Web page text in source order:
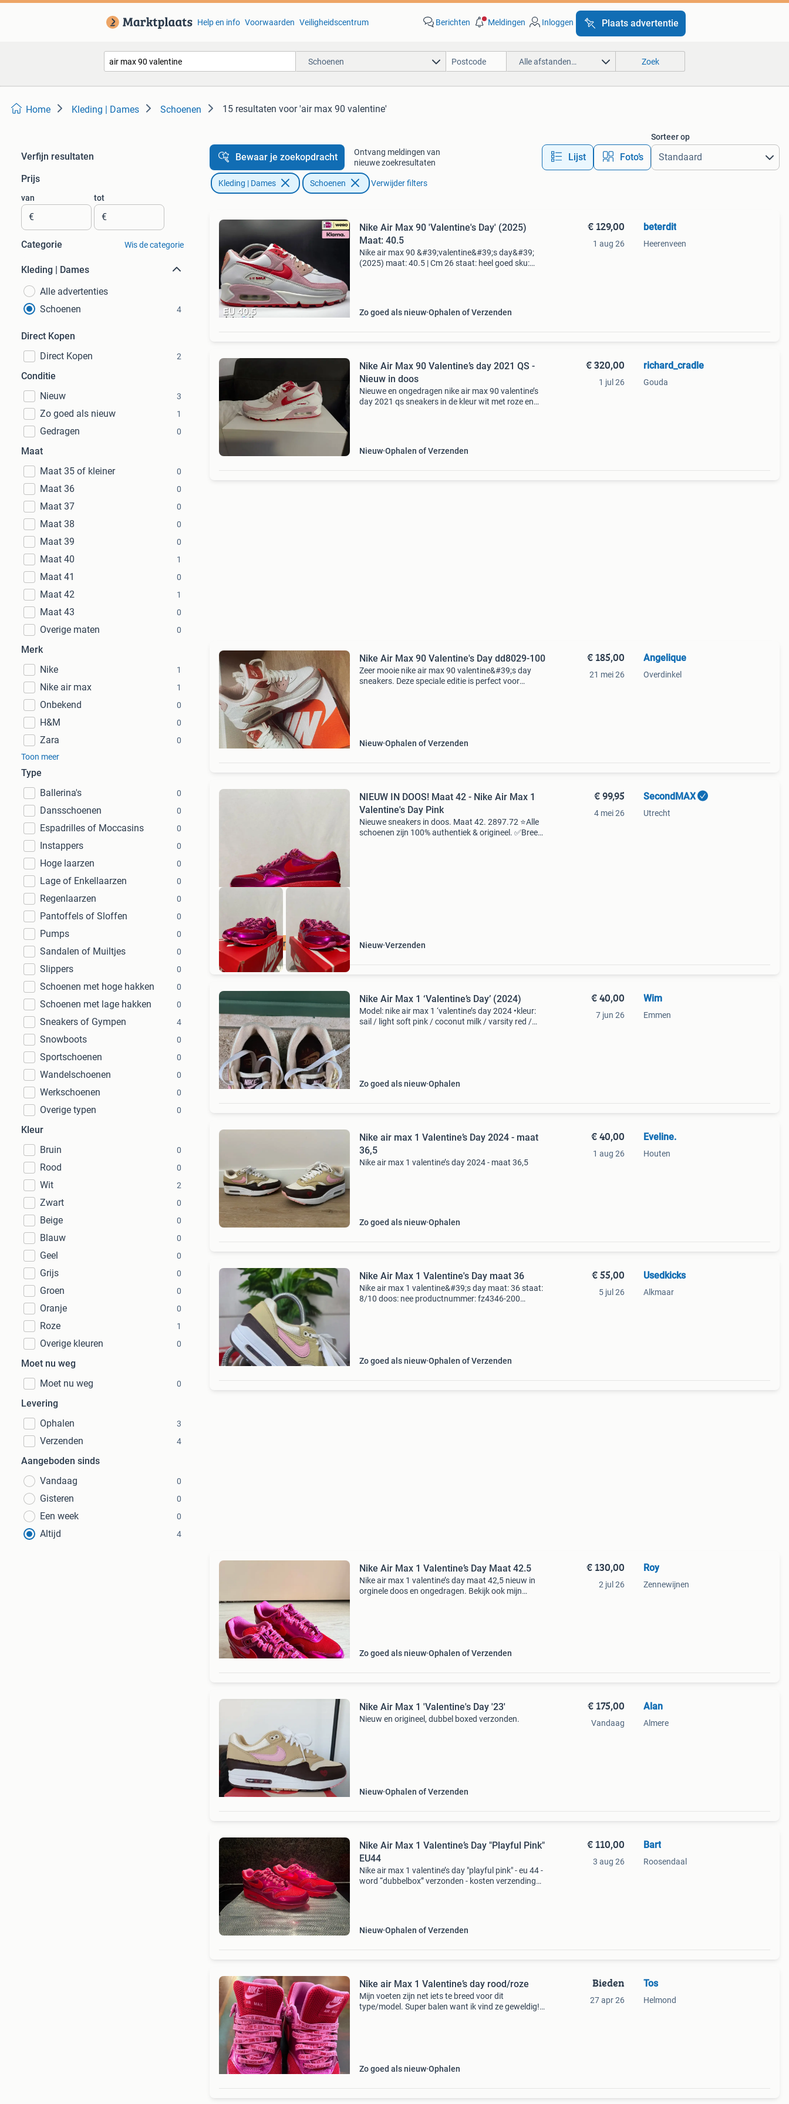
Help en info Voorwaarden Veiligheidscentrum Berichten Meldingen Inloggen Plaats advertentie
Schoenen Alle afstanden… Zoek
Home Kleding | Dames Schoenen 15 resultaten voor 'air max 90 valentine'
Verfijn resultaten
Prijs
van
€
tot
€
Categorie Wis de categorie
Kleding | Dames
Alle advertenties
Schoenen
4
Direct Kopen
Direct Kopen
2
Conditie
Nieuw
3
Zo goed als nieuw 1
Gedragen 0
Maat
Maat 35 of kleiner
0
Maat 36 0
Maat 37 0
Maat 38 0
Maat 39 0
Maat 40 1
Maat 41 0
Maat 42 1
Maat 43 0
Overige maten 0
Merk
Nike
1
Nike air max 1
Onbekend 0
H&M 0
Zara
0
Toon meer
Type
Ballerina's
0
Dansschoenen 0
Espadrilles of Moccasins 0
Instappers 0
Hoge laarzen 0
Lage of Enkellaarzen 0
Regenlaarzen 0
Pantoffels of Sloffen 0
Pumps 0
Sandalen of Muiltjes 0
Slippers 0
Schoenen met hoge hakken 0
Schoenen met lage hakken 0
Sneakers of Gympen 4
Snowboots 0
Sportschoenen 0
Wandelschoenen 0
Werkschoenen 0
Overige typen 0
Kleur
Bruin
0
Rood 0
Wit 2
Zwart 0
Beige 0
Blauw 0
Geel 0
Grijs 0
Groen 0
Oranje 0
Roze 1
Overige kleuren 0
Moet nu weg
Moet nu weg
0
Levering
Ophalen
3
Verzenden 4
Aangeboden sinds
Vandaag
0
Gisteren 0
Een week 0
Altijd 4
Bewaar je zoekopdracht
Ontvang meldingen van
nieuwe zoekresultaten
Lijst Foto’s
Sorteer op
Kleding | Dames Schoenen Verwijder filters
Nike Air Max 90 'Valentine's Day' (2025)
Maat: 40.5
Nike air max 90 &#39;valentine&#39;s day&#39;
(2025) maat: 40.5 | Cm 26 staat: heel goed sku:
Zo goed als nieuw Ophalen of Verzenden
€ 129,00
1 aug 26
beterdit
Heerenveen
Nike Air Max 90 Valentine’s day 2021 QS -
Nieuw in doos
Nieuwe en ongedragen nike air max 90 valentine’s
day 2021 qs sneakers in de kleur wit met roze en
Nieuw Ophalen of Verzenden
€ 320,00
1 jul 26
richard_cradle
Gouda
Nike Air Max 90 Valentine's Day dd8029-100
Zeer mooie nike air max 90 valentine&#39;s day
sneakers. Deze speciale editie is perfect voor
Nieuw Ophalen of Verzenden
€ 185,00
21 mei 26
Angelique
Overdinkel
100% origineel
NIEUW IN DOOS! Maat 42 - Nike Air Max 1
Valentine's Day Pink
Nieuwe sneakers in doos. Maat 42. 2897.72 ⭐Alle
schoenen zijn 100% authentiek & origineel. ✅Breed
Nieuw Verzenden
€ 99,95
4 mei 26
SecondMAX
Utrecht
Nike Air Max 1 ‘Valentine’s Day’ (2024)
Model: nike air max 1 ‘valentine’s day 2024 •kleur:
sail / light soft pink / coconut milk / varsity red /
Zo goed als nieuw Ophalen
€ 40,00
7 jun 26
Wim
Emmen
Nike air max 1 Valentine’s Day 2024 - maat
36,5
Nike air max 1 valentine’s day 2024 - maat 36,5
Zo goed als nieuw Ophalen
€ 40,00
1 aug 26
Eveline.
Houten
Nike Air Max 1 Valentine's Day maat 36
Nike air max 1 valentine&#39;s day maat: 36 staat:
8/10 doos: nee productnummer: fz4346-200
Zo goed als nieuw Ophalen of Verzenden
€ 55,00
5 jul 26
Usedkicks
Alkmaar
Nike Air Max 1 Valentine’s Day Maat 42.5
Nike air max 1 valentine’s day maat 42,5 nieuw in
orginele doos en ongedragen. Bekijk ook mijn
Zo goed als nieuw Ophalen of Verzenden
€ 130,00
2 jul 26
Roy
Zennewijnen
Nike Air Max 1 'Valentine's Day '23'
Nieuw en origineel, dubbel boxed verzonden.
Nieuw Ophalen of Verzenden
€ 175,00
Vandaag
Alan
Almere
Nike Air Max 1 Valentine’s Day "Playful Pink"
EU44
Nike air max 1 valentine’s day "playful pink" - eu 44 -
word “dubbelbox” verzonden - kosten verzending
Nieuw Ophalen of Verzenden
€ 110,00
3 aug 26
Bart
Roosendaal
Nike air Max 1 Valentine’s day rood/roze
Mijn voeten zijn net iets te breed voor dit
type/model. Super balen want ik vind ze geweldig!
Zo goed als nieuw Ophalen
Bieden
27 apr 26
Tos
Helmond